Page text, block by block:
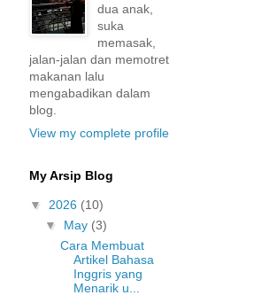
dua anak,
suka
memasak,
jalan-jalan dan memotret
makanan lalu
mengabadikan dalam
blog.
View my complete profile
My Arsip Blog
▼ 2026 (10)
▼ May (3)
Cara Membuat
Artikel Bahasa
Inggris yang
Menarik u...